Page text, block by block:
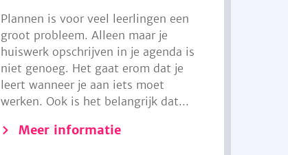
Plannen is voor veel leerlingen een
groot probleem. Alleen maar je
huiswerk opschrijven in je agenda is
niet genoeg. Het gaat erom dat je
leert wanneer je aan iets moet
werken. Ook is het belangrijk dat...
Meer informatie